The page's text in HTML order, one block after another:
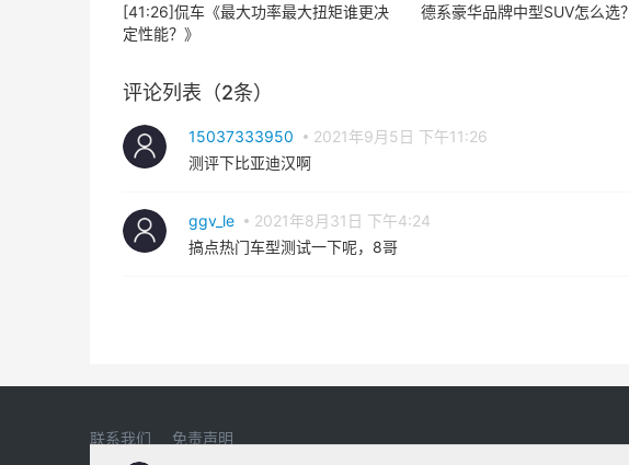
[41:26]侃车《最大功率最大扭矩谁更决
定性能？》
德系豪华品牌中型SUV怎么选？
评论列表（2条）
15037333950
2021年9月5日 下午11:26
测评下比亚迪汉啊
ggv_le
2021年8月31日 下午4:24
搞点热门车型测试一下呢，8哥
联系我们 免责声明